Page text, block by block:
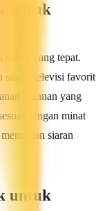
untuk
yang tepat.
siaran televisi favorit
bulanan yang
dengan minat
siaran
untuk